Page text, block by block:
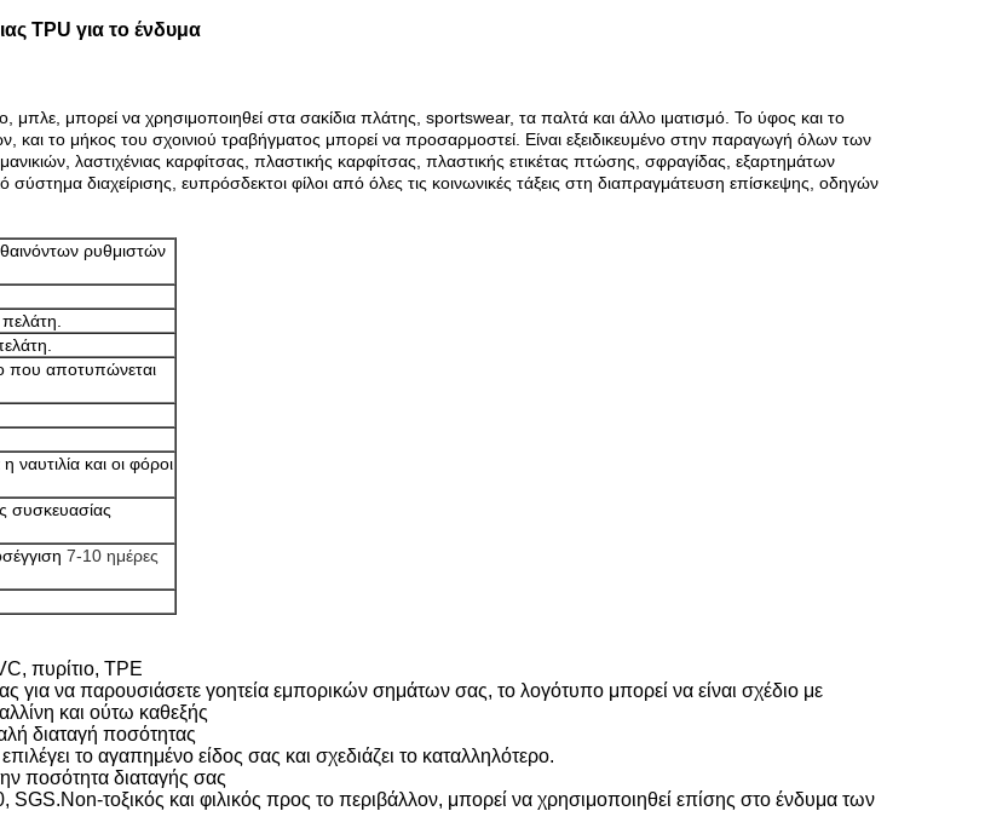
TPU για το ένδυμα
μπορεί να χρησιμοποιηθεί στα σακίδια πλάτης, sportswear, τα παλτά και άλλο ιματισμό. Το ύφος και το
το μήκος του σχοινιού τραβήγματος μπορεί να προσαρμοστεί. Είναι εξειδικευμένο στην παραγωγή όλων των
λαστιχένιας καρφίτσας, πλαστικής καρφίτσας, πλαστικής ετικέτας πτώσης, σφραγίδας, εξαρτημάτων
διαχείρισης, ευπρόσδεκτοι φίλοι από όλες τις κοινωνικές τάξεις στη διαπραγμάτευση επίσκεψης, οδηγών
ρυθμιστών
που αποτυπώνεται
και οι φόροι
συσκευασίας
7-10 ημέρες
πυρίτιο, TPE
να παρουσιάσετε γοητεία εμπορικών σημάτων σας, το λογότυπο μπορεί να είναι σχέδιο με
και ούτω καθεξής
διαταγή ποσότητας
το αγαπημένο είδος σας και σχεδιάζει το καταλληλότερο.
ποσότητα διαταγής σας
τοξικός και φιλικός προς το περιβάλλον, μπορεί να χρησιμοποιηθεί επίσης στο ένδυμα των